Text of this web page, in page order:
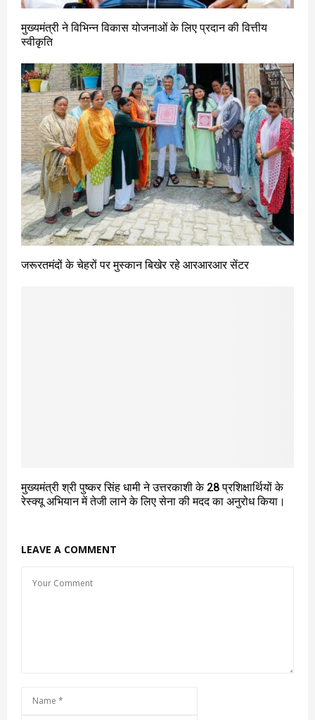
मुख्यमंत्री ने विभिन्न विकास योजनाओं के लिए प्रदान की वित्तीय
स्वीकृति
जरूरतमंदों के चेहरों पर मुस्कान बिखेर रहे आरआरआर सेंटर
मुख्यमंत्री श्री पुष्कर सिंह धामी ने उत्तरकाशी के 28 प्रशिक्षार्थियों के
रेस्क्यू अभियान में तेजी लाने के लिए सेना की मदद का अनुरोध किया।
LEAVE A COMMENT